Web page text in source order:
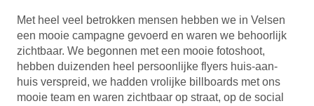
Met heel veel betrokken mensen hebben we in Velsen
een mooie campagne gevoerd en waren we behoorlijk
zichtbaar. We begonnen met een mooie fotoshoot,
hebben duizenden heel persoonlijke flyers huis-aan-
huis verspreid, we hadden vrolijke billboards met ons
mooie team en waren zichtbaar op straat, op de social